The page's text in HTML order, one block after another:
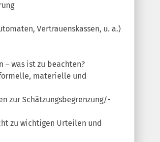
Vertrauenskassen, u. a.)
– was ist zu beachten?
materielle und
zur Schätzungsbegrenzung/-
zu wichtigen Urteilen und